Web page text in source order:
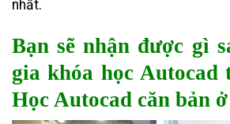
nhất.
Bạn sẽ nhận được gì
gia khóa học Autocad
Học Autocad căn bản